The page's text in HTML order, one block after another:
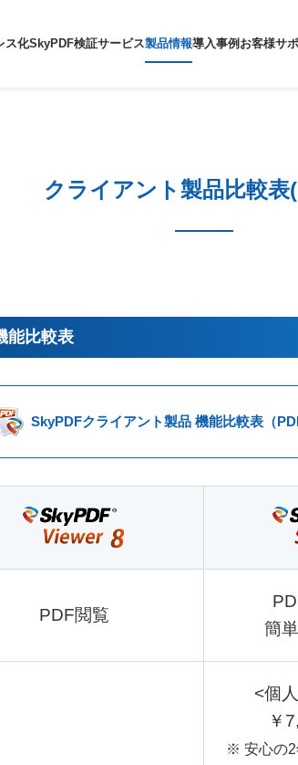
ス化SkyPDF検証サービス製品情報導入事例 お客様サ
クライアント製品比較表
能比較表
SkyPDFクライアント製品 機能比較表（
PDF閲覧
簡
<個
￥
※ 安心の2